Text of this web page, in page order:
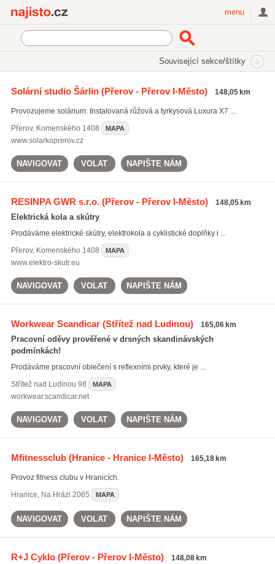
menu
Související sekce/štítky
Sportovní zařízení (3306)
Sportovní školy a kurzy (2663)
Solární studio Šárlin(Přerov - Přerov I-Město) 148,05 km
Provozujeme solárium. Instalovaná růžová a tyrkysová Luxura X7 ...
Přerov, Komenského 1408 MAPA
www.solarkoprerov.cz
NAVIGOVAT VOLAT NAPIŠTE NÁM
RESINPA GWR s.r.o.(Přerov - Přerov I-Město) 148,05 km
Elektrická kola a skútry
Prodáváme elektrické skútry, elektrokola a cyklistické doplňky i ...
Přerov, Komenského 1408 MAPA
www.elektro-skutr.eu
NAVIGOVAT VOLAT NAPIŠTE NÁM
Workwear Scandicar(Střítež nad Ludinou) 165,06 km
Pracovní oděvy prověřené v drsných skandinávských
podmínkách!
Prodáváme pracovní oblečení s reflexními prvky, které je ...
Střítež nad Ludinou 98 MAPA
workwear.scandicar.net
NAVIGOVAT VOLAT NAPIŠTE NÁM
Mfitnessclub(Hranice - Hranice I-Město) 165,18 km
Provoz fitness clubu v Hranicích.
Hranice, Na Hrázi 2065 MAPA
NAVIGOVAT VOLAT NAPIŠTE NÁM
R+J Cyklo(Přerov - Přerov I-Město) 148,08 km